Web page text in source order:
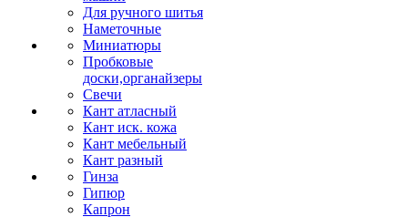
Для ручного шитья
Наметочные
Миниатюры
Пробковые
доски,органайзеры
Свечи
Кант атласный
Кант иск. кожа
Кант мебельный
Кант разный
Гинза
Гипюр
Капрон